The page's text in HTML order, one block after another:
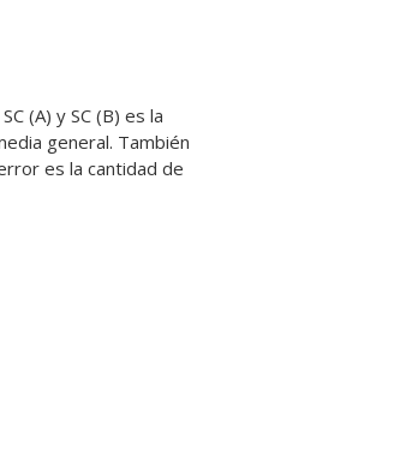
(A) y SC (B) es la
general. También
es la cantidad de